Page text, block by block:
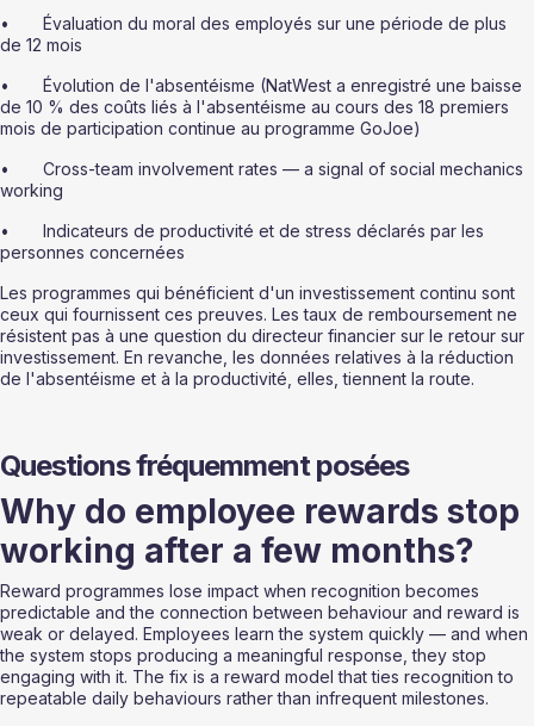
•       Évaluation du moral des employés sur une période de plus
de 12 mois
•       Évolution de l'absentéisme (NatWest a enregistré une baisse
de 10 % des coûts liés à l'absentéisme au cours des 18 premiers
mois de participation continue au programme GoJoe)
•       Cross-team involvement rates — a signal of social mechanics
working
•       Indicateurs de productivité et de stress déclarés par les
personnes concernées
Les programmes qui bénéficient d'un investissement continu sont
ceux qui fournissent ces preuves. Les taux de remboursement ne
résistent pas à une question du directeur financier sur le retour sur
investissement. En revanche, les données relatives à la réduction
de l'absentéisme et à la productivité, elles, tiennent la route.
Questions fréquemment posées
Why do employee rewards stop
working after a few months?
Reward programmes lose impact when recognition becomes
predictable and the connection between behaviour and reward is
weak or delayed. Employees learn the system quickly — and when
the system stops producing a meaningful response, they stop
engaging with it. The fix is a reward model that ties recognition to
repeatable daily behaviours rather than infrequent milestones.